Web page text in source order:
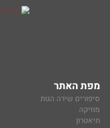
מפת האתר
סיפורים שירה הגות
מוזיקה
תיאטרון